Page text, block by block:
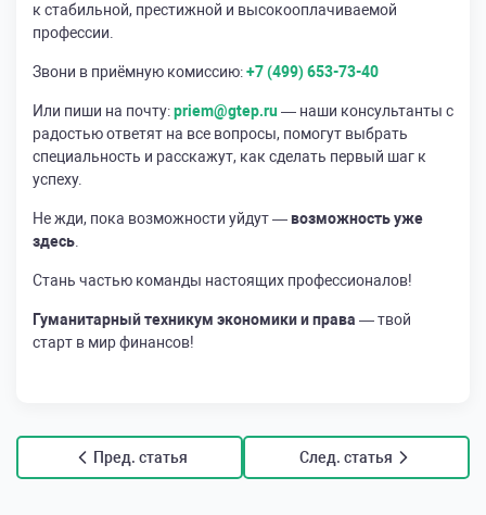
к стабильной, престижной и высокооплачиваемой
профессии.
Звони в приёмную комиссию:+7 (499) 653-73-40
Или пиши на почту:priem@gtep.ru— наши консультанты с
радостью ответят на все вопросы, помогут выбрать
специальность и расскажут, как сделать первый шаг к
успеху.
Не жди, пока возможности уйдут — возможность уже
здесь
Стань частью команды настоящих профессионалов!
Гуманитарный техникум экономики и права — твой
старт в мир финансов!
Пред. статья След. статья